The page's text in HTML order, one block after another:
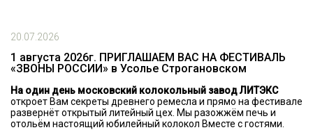
20.07.2026
1 августа 2026г. ПРИГЛАШАЕМ ВАС НА ФЕСТИВАЛЬ
«ЗВОНЫ РОССИИ» в Усолье Строгановском
На один день московский колокольный завод ЛИТЭКС
откроет Вам секреты древнего ремесла и прямо на фестивале
развернёт открытый литейный цех. Мы разожжём печь и
отольём настоящий юбилейный колокол Вместе с гостями.